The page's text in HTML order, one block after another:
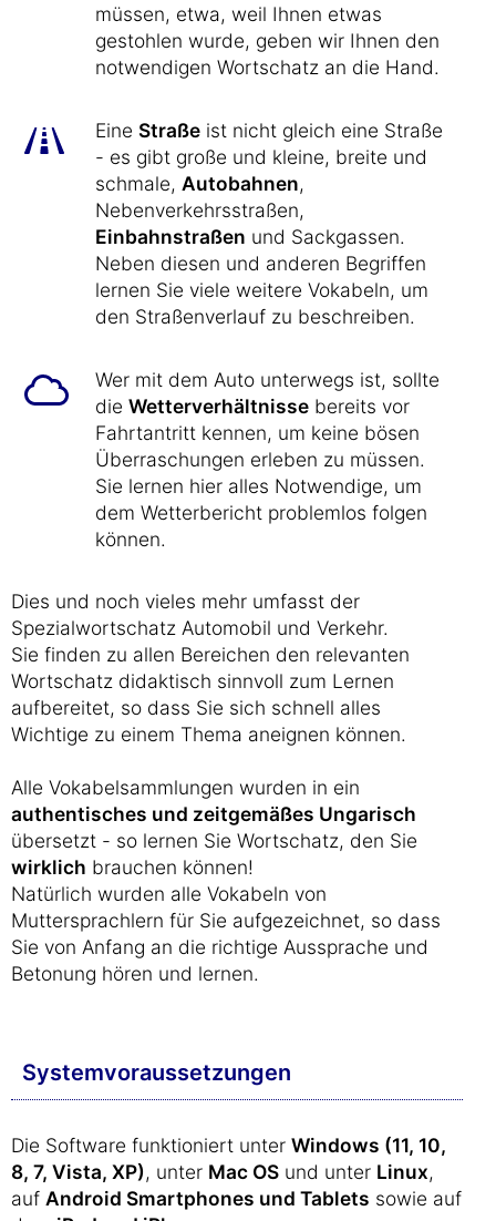
müssen, etwa, weil Ihnen etwas
gestohlen wurde, geben wir Ihnen den
notwendigen Wortschatz an die Hand.
Eine Straße ist nicht gleich eine Straße
- es gibt große und kleine, breite und
schmale, Autobahnen,
Nebenverkehrsstraßen,
Einbahnstraßen und Sackgassen.
Neben diesen und anderen Begriffen
lernen Sie viele weitere Vokabeln, um
den Straßenverlauf zu beschreiben.
Wer mit dem Auto unterwegs ist, sollte
die Wetterverhältnisse bereits vor
Fahrtantritt kennen, um keine bösen
Überraschungen erleben zu müssen.
Sie lernen hier alles Notwendige, um
dem Wetterbericht problemlos folgen
können.
Dies und noch vieles mehr umfasst der
Spezialwortschatz Automobil und Verkehr.
Sie finden zu allen Bereichen den relevanten
Wortschatz didaktisch sinnvoll zum Lernen
aufbereitet, so dass Sie sich schnell alles
Wichtige zu einem Thema aneignen können.
Alle Vokabelsammlungen wurden in ein
authentisches und zeitgemäßes Ungarisch
übersetzt - so lernen Sie Wortschatz, den Sie
wirklich brauchen können!
Natürlich wurden alle Vokabeln von
Muttersprachlern für Sie aufgezeichnet, so dass
Sie von Anfang an die richtige Aussprache und
Betonung hören und lernen.
Systemvoraussetzungen
Die Software funktioniert unter Windows (11, 10,
8, 7, Vista, XP), unter Mac OS und unter Linux,
auf Android Smartphones und Tablets sowie auf